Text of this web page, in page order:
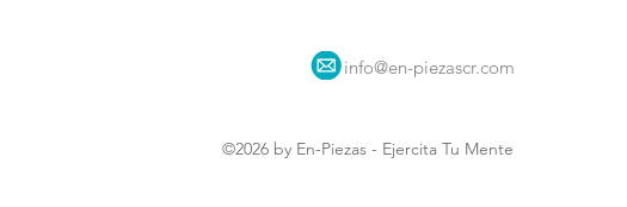
info@en-piezascr.com
©2026 by En-Piezas - Ejercita Tu Mente